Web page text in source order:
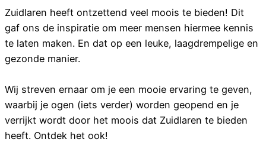
Zuidlaren heeft ontzettend veel moois te bieden! Dit
gaf ons de inspiratie om meer mensen hiermee kennis
te laten maken. En dat op een leuke, laagdrempelige en
gezonde manier.
Wij streven ernaar om je een mooie ervaring te geven,
waarbij je ogen (iets verder) worden geopend en je
verrijkt wordt door het moois dat Zuidlaren te bieden
heeft. Ontdek het ook!